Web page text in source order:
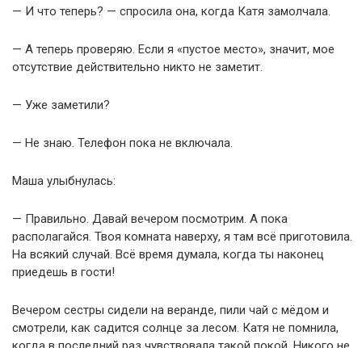
— И что теперь? — спросила она, когда Катя замолчала.
— А теперь проверяю. Если я «пустое место», значит, мое
отсутствие действительно никто не заметит.
— Уже заметили?
— Не знаю. Телефон пока не включала.
Маша улыбнулась:
— Правильно. Давай вечером посмотрим. А пока
располагайся. Твоя комната наверху, я там всё приготовила.
На всякий случай. Всё время думала, когда ты наконец
приедешь в гости!
Вечером сестры сидели на веранде, пили чай с мёдом и
смотрели, как садится солнце за лесом. Катя не помнила,